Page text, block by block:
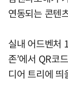
연동되는 콘텐
실내 어드벤처
존’에서 QR코
디어 트리에 띄